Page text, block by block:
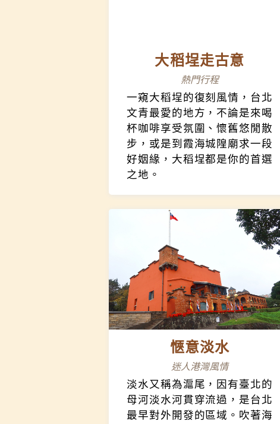
大稻埕走古意
熱門行程
一窺大稻埕的復刻風情，台北
文青最愛的地方，不論是來喝
杯咖啡享受氛圍、懷舊悠閒散
步，或是到霞海城隍廟求一段
好姻緣，大稻埕都是你的首選
之地。
愜意淡水
迷人港灣風情
淡水又稱為滬尾，因有臺北的
母河淡水河貫穿流過，是台北
最早對外開發的區域。吹著海